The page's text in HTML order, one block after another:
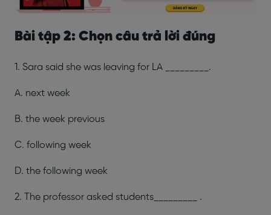
Bài tập 2: Chọn câu trả lời đúng
1. Sara said she was leaving for LA _________.
A. next week
B. the week previous
C. following week
D. the following week
2. The professor asked students_________ .